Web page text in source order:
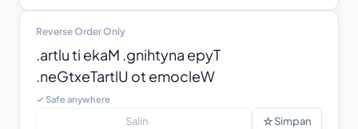
Reverse Order Only
.artlu ti ekaM .gnihtyna epyT
.neGtxeTartlU ot emocleW
✓ Safe anywhere
Salin ☆Simpan